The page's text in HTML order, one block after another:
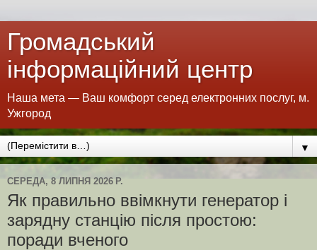
Громадський
інформаційний центр
Наша мета — Ваш комфорт серед електронних послуг, м.
Ужгород
▼
СЕРЕДА, 8 ЛИПНЯ 2026 Р.
Як правильно ввімкнути генератор і
зарядну станцію після простою:
поради вченого